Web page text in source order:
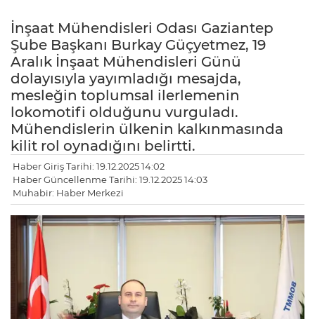
İnşaat Mühendisleri Odası Gaziantep
Şube Başkanı Burkay Güçyetmez, 19
Aralık İnşaat Mühendisleri Günü
dolayısıyla yayımladığı mesajda,
mesleğin toplumsal ilerlemenin
lokomotifi olduğunu vurguladı.
Mühendislerin ülkenin kalkınmasında
kilit rol oynadığını belirtti.
Haber Giriş Tarihi: 19.12.2025 14:02
Haber Güncellenme Tarihi: 19.12.2025 14:03
Muhabir: Haber Merkezi